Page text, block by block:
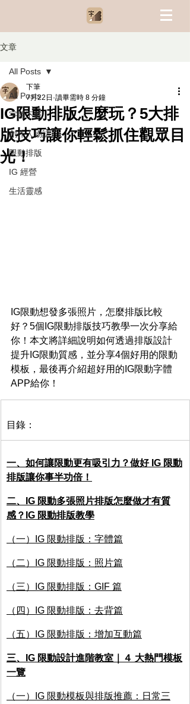
文章
All Posts
字體下載
創作人物誌
限動排版
IG 經營
生活靈感
All Posts
IG限動排版怎麼玩？5大排
版技巧讓你輕鬆抓住觀眾目
光！
下筆
7月22日 讀畢需時 8 分鐘
IG限動想發多張照片，怎麼排版比較
好？5個IG限動排版技巧教學一次分享給
你！本文將詳細說明如何透過排版設計
提升IG限動質感，並分享4個好用的限動
模板，最後再介紹超好用的IG限動字體
APP給你！
目錄：
一、如何讓限動更有吸引力？做好 IG 限動
排版讓你事半功倍！
二、IG 限動多張照片排版怎麼做才有質
感？IG 限動排版教學
（一）IG 限動排版：字體篇
（二）IG 限動排版：照片篇
（三）IG 限動排版：GIF 篇
（四）IG 限動排版：去背篇
（五）IG 限動排版：增加互動篇
三、IG 限動設計進階教室｜４ 大熱門模板
一覽
（一）IG 限動模板與排版推薦：日常三